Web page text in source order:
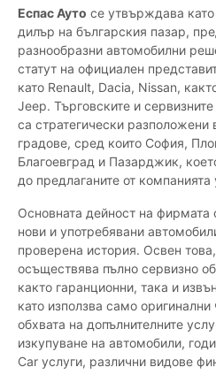
Еспас Ауто се утвърждава
дилър на българския пазар,
разнообразни автомобилни
статут на официален
като Renault, Dacia, Nissan,
Jeep. Търговските и
са стратегически разположени
градове, сред които София,
Благоевград и Пазарджик,
до предлаганите от компанията
Основната дейност на
нови и употребявани
проверена история. Освен
осъществява пълно сервизно
както гаранционни, така и
като използва само
обхвата на допълнителните
изкупуване на автомобили,
Car услуги, различни видове